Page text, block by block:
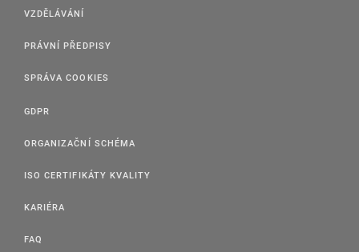
VZDĚLÁVÁNÍ
PRÁVNÍ PŘEDPISY
SPRÁVA COOKIES
GDPR
ORGANIZAČNÍ SCHÉMA
ISO CERTIFIKÁTY KVALITY
KARIÉRA
FAQ